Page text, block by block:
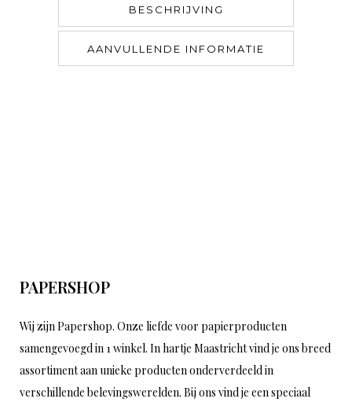
BESCHRIJVING
AANVULLENDE INFORMATIE
PAPERSHOP
Wij zijn Papershop. Onze liefde voor papierproducten
samengevoegd in 1 winkel. In hartje Maastricht vind je ons breed
assortiment aan unieke producten onderverdeeld in
verschillende belevingswerelden. Bij ons vind je een speciaal